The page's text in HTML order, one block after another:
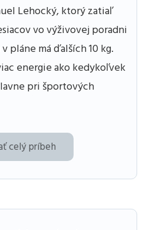
Lehocký, ktorý zatiaľ
vo výživovej poradni
pláne má ďalších 10 kg.
energie ako kedykoľvek
pri športových
celý príbeh